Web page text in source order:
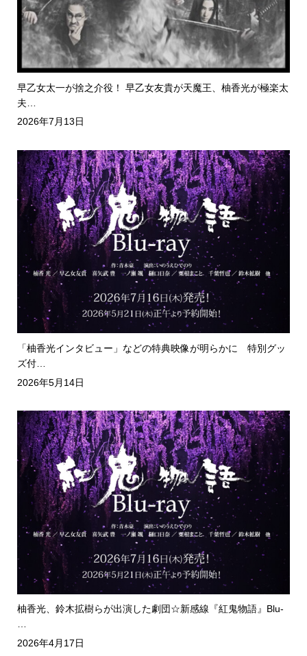
早乙女太一が捨之介役！ 早乙女友貴が天魔王、柚香光が極楽太
夫…
2026年7月13日
「柚香光インタビュー」などの特典映像が明らかに 特別グッ
ズ付…
2026年5月14日
柚香光、鈴木拡樹らが出演した劇団☆新感線『紅鬼物語』Blu-
…
2026年4月17日